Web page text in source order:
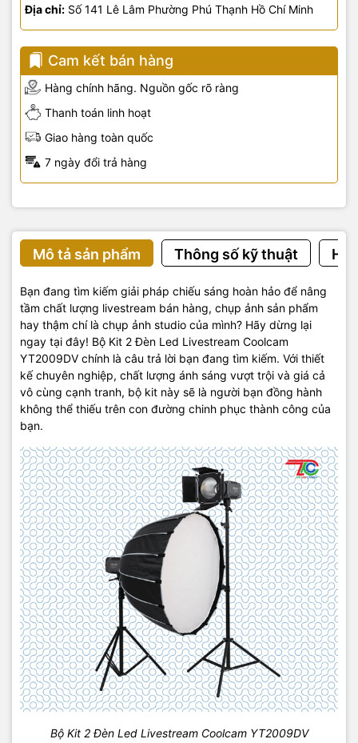
Địa chỉ: Số 141 Lê Lâm Phường Phú Thạnh Hồ Chí Minh
Cam kết bán hàng
Hàng chính hãng. Nguồn gốc rõ ràng
Thanh toán linh hoạt
Giao hàng toàn quốc
7 ngày đổi trả hàng
Mô tả sản phẩm Thông số kỹ thuật
Bạn đang tìm kiếm giải pháp chiếu sáng hoàn hảo để nâng
tầm chất lượng livestream bán hàng, chụp ảnh sản phẩm
hay thậm chí là chụp ảnh studio của mình? Hãy dừng lại
ngay tại đây! Bộ Kit 2 Đèn Led Livestream Coolcam
YT2009DV chính là câu trả lời bạn đang tìm kiếm. Với thiết
kế chuyên nghiệp, chất lượng ánh sáng vượt trội và giá cả
vô cùng cạnh tranh, bộ kit này sẽ là người bạn đồng hành
không thể thiếu trên con đường chinh phục thành công của
bạn.
Bộ Kit 2 Đèn Led Livestream Coolcam YT2009DV